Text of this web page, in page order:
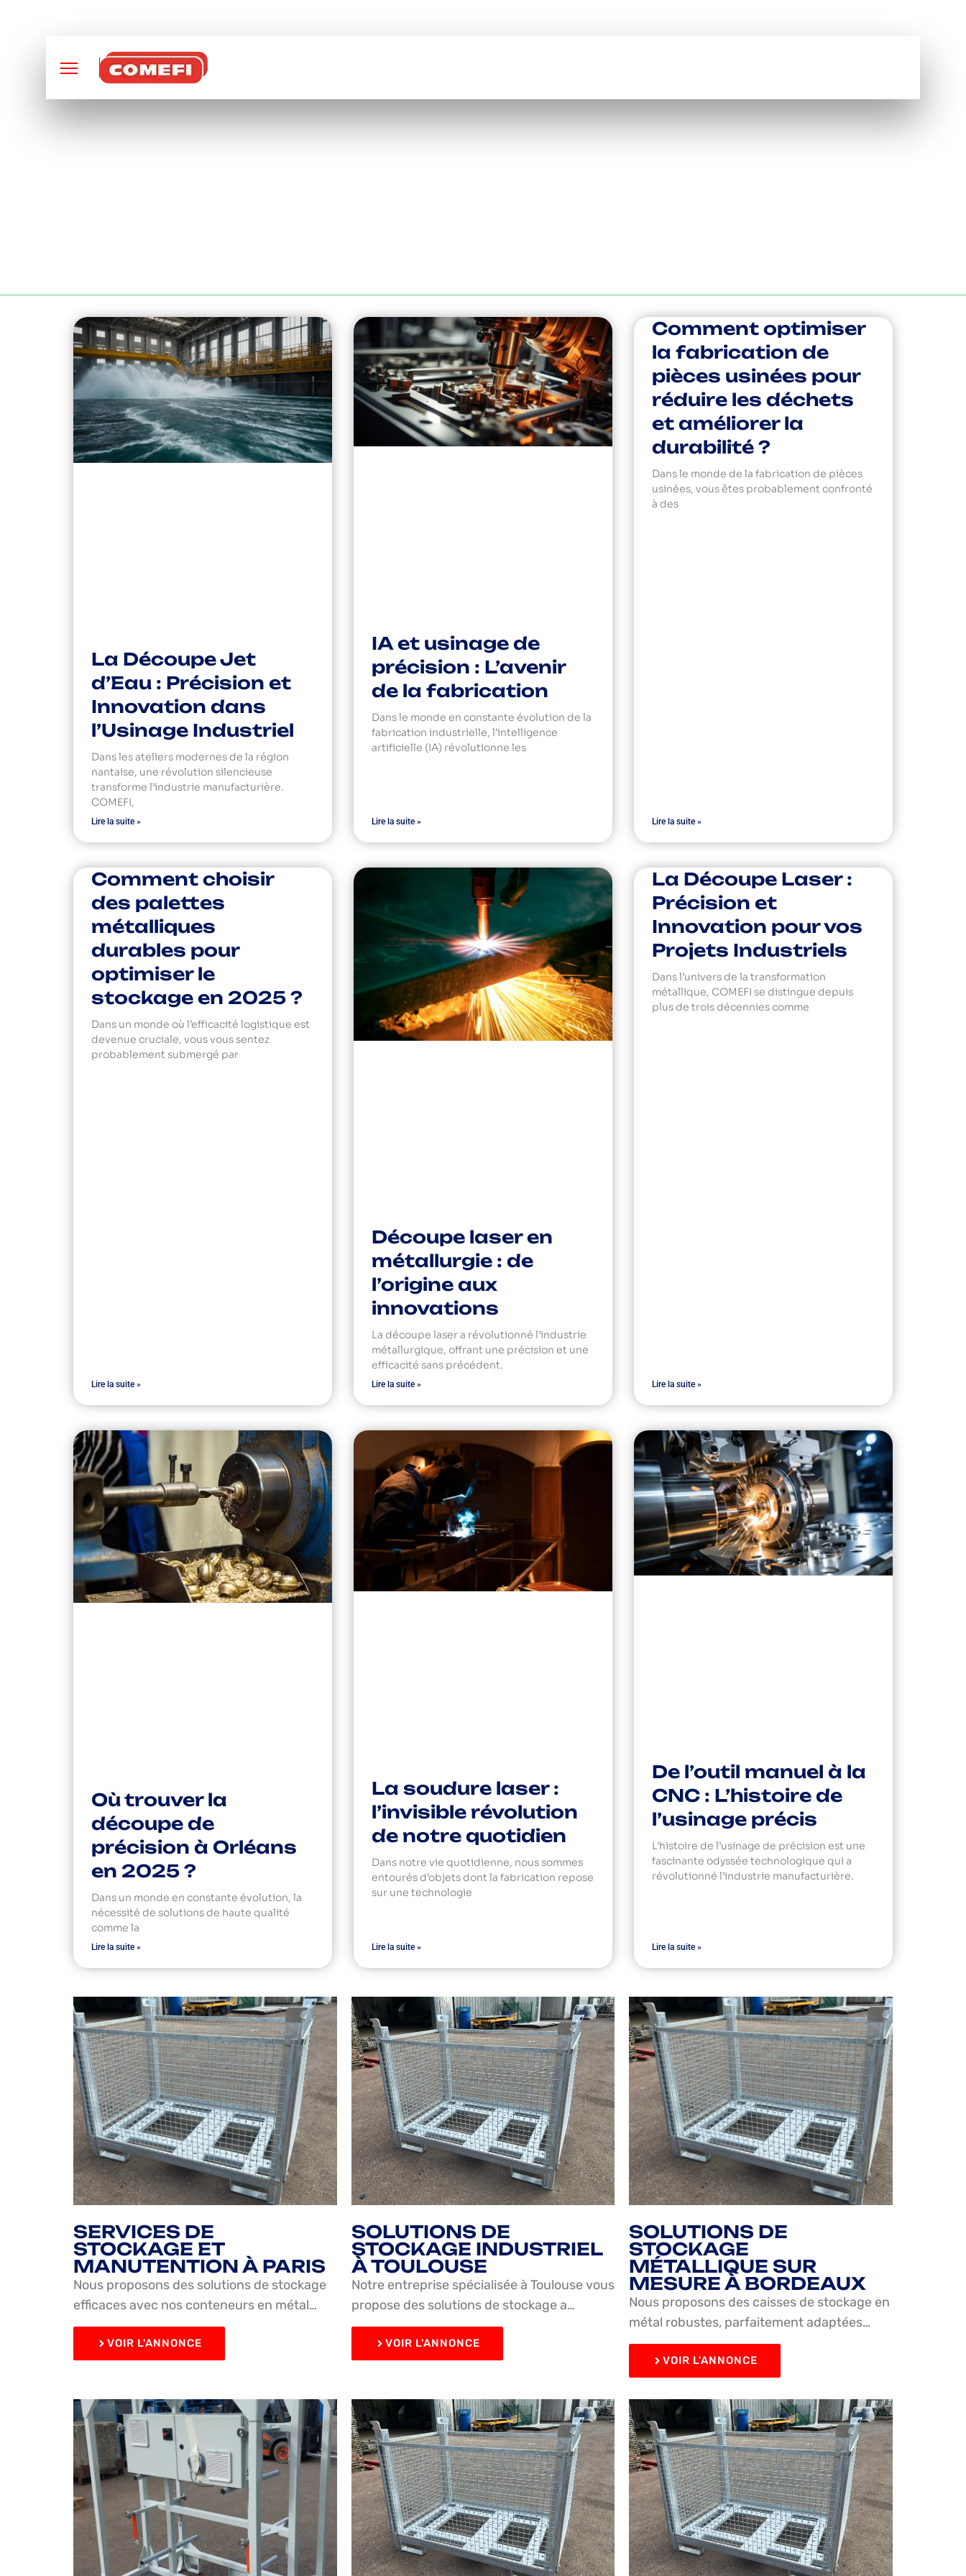
La Découpe Jet
d’Eau : Précision et
Innovation dans
l’Usinage Industriel
Dans les ateliers modernes de la région
nantaise, une révolution silencieuse
transforme l’industrie manufacturière.
COMEFI,
Lire la suite »
IA et usinage de
précision : L’avenir
de la fabrication
Dans le monde en constante évolution de la
fabrication industrielle, l’intelligence
artificielle (IA) révolutionne les
Lire la suite »
Comment optimiser
la fabrication de
pièces usinées pour
réduire les déchets
et améliorer la
durabilité ?
Dans le monde de la fabrication de pièces
usinées, vous êtes probablement confronté
à des
Lire la suite »
Comment choisir
des palettes
métalliques
durables pour
optimiser le
stockage en 2025 ?
Dans un monde où l’efficacité logistique est
devenue cruciale, vous vous sentez
probablement submergé par
Lire la suite »
Découpe laser en
métallurgie : de
l’origine aux
innovations
La découpe laser a révolutionné l’industrie
métallurgique, offrant une précision et une
efficacité sans précédent.
Lire la suite »
La Découpe Laser :
Précision et
Innovation pour vos
Projets Industriels
Dans l’univers de la transformation
métallique, COMEFI se distingue depuis
plus de trois décennies comme
Lire la suite »
Où trouver la
découpe de
précision à Orléans
en 2025 ?
Dans un monde en constante évolution, la
nécessité de solutions de haute qualité
comme la
Lire la suite »
La soudure laser :
l’invisible révolution
de notre quotidien
Dans notre vie quotidienne, nous sommes
entourés d’objets dont la fabrication repose
sur une technologie
Lire la suite »
De l’outil manuel à la
CNC : L’histoire de
l’usinage précis
L’histoire de l’usinage de précision est une
fascinante odyssée technologique qui a
révolutionné l’industrie manufacturière.
Lire la suite »
SERVICES DE
STOCKAGE ET
MANUTENTION À PARIS
Nous proposons des solutions de stockage
efficaces avec nos conteneurs en métal…
VOIR L'ANNONCE
SOLUTIONS DE
STOCKAGE INDUSTRIEL
À TOULOUSE
Notre entreprise spécialisée à Toulouse vous
propose des solutions de stockage a…
VOIR L'ANNONCE
SOLUTIONS DE
STOCKAGE
MÉTALLIQUE SUR
MESURE À BORDEAUX
Nous proposons des caisses de stockage en
métal robustes, parfaitement adaptées…
VOIR L'ANNONCE